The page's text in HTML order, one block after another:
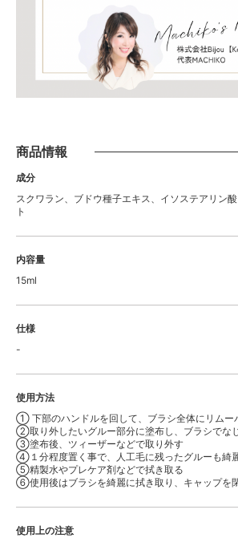
商品情報
成分
スクワラン、ブドウ種子エキス、イソステアリン
ト
内容量
15ml
仕様
-
使用方法
① 下部のハンドルを回して、ブラシ全体にリムー
②取り外したいグルー部分に塗布し、ブラシでな
③塗布後、ツィーザーなどで取り外す
④１分程度置く事で、人工毛に残ったグルーも綺
⑤精製水やプレケア剤などで拭き取る
⑥使用後はブラシを綺麗に拭き取り、キャップを
使用上の注意